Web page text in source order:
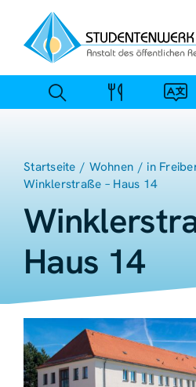
Inhalt
springen
Startseite Wohnen in
Winklerstraße – Haus 14
Haus 14